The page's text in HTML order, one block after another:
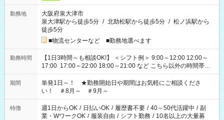
勤務地
大阪府泉大津市
泉大津駅から徒歩5分 / 北助松駅から徒歩5分 / 松ノ浜駅から
徒歩5分
■物流センターなど ■勤務地選べます
勤務時間
【1日3時間～も相談OK!】 ＜シフト例＞ 9:00～12:00 12:00～
17:00 17:00～22:00 18:00～21:00 など こちら以外の時間帯も
お気軽にご相談ください！
期間
単発1日～！ ★勤務開始日や期間はお気軽にご相談くださ
い！ ＃8月～ ＃9月～
特徴 週1日からOK / 日払いOK / 履歴書不要 / 40～50代活躍中 / 副
業・WワークOK / 服装自由 / シフト勤務 / 10名以上の大量募